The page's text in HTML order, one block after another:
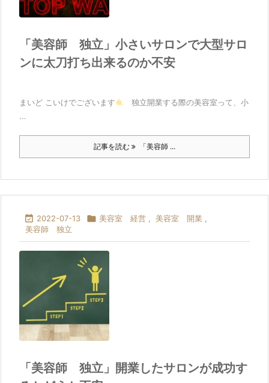
「美容師 独立」小さいサロンで大型サロ
ンに太刀打ち出来るのか不安
まいど こいけでございます
独立開業する際の美容室って、小
...
記事を読む 「美容師 ...
 2022-07-13  美容室 経営 , 美容室 開業 ,
美容師 独立
「美容師 独立」開業したサロンが成功す